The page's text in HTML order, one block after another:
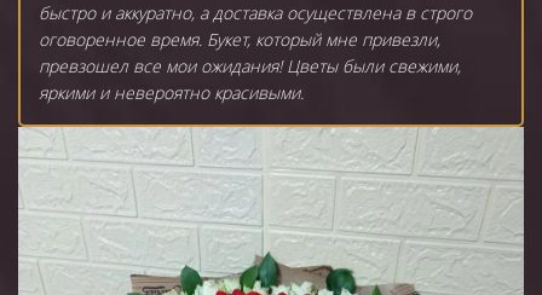
быстро и аккуратно, а доставка осуществлена в строго
оговоренное время. Букет, который мне привезли,
превзошел все мои ожидания! Цветы были свежими,
яркими и невероятно красивыми.